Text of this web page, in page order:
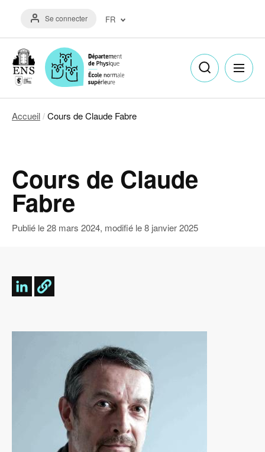
contenu
Menu
du
de
l'utilisateur
Se connecter FR
English
(EN)
Accueil Cours de Claude Fabre
Cours de Claude
Fabre
Publié le28 mars 2024, modifié le8 janvier 2025